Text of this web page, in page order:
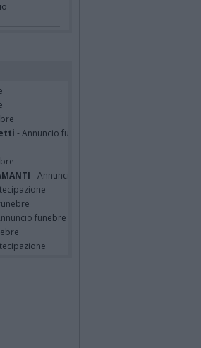
- Annuncio funebre
- Annuncio funebre
funebre